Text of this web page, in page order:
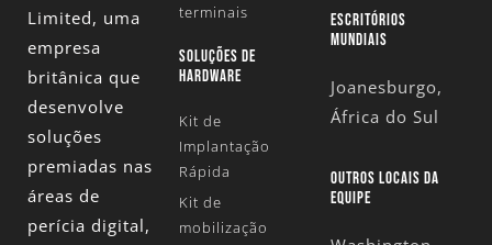
Limited, uma
empresa
britânica que
desenvolve
soluções
premiadas nas
áreas de
perícia digital,
terminais
SOLUÇÕES DE
HARDWARE
Kit de
Implantação
Rápida
Kit de
mobilização
ESCRITÓRIOS
MUNDIAIS
Joanesburgo,
África do Sul
OUTROS LOCAIS DA
EQUIPE